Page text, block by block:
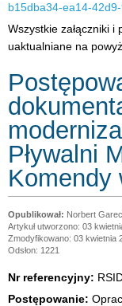
b15dba34-ea14-
Wszystkie załączniki i
uaktualniane na
Pływalni
Komendy
Norbert
Artykuł utworzono: 03
Zmodyfikowano: 03 kwietnia
Odsłon: 1221
Nr referencyjny:
Postępowanie: